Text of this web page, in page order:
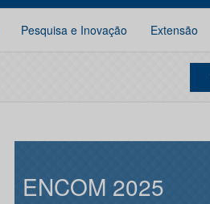
Pesquisa e Inovação Extensão
ENCOM 2025